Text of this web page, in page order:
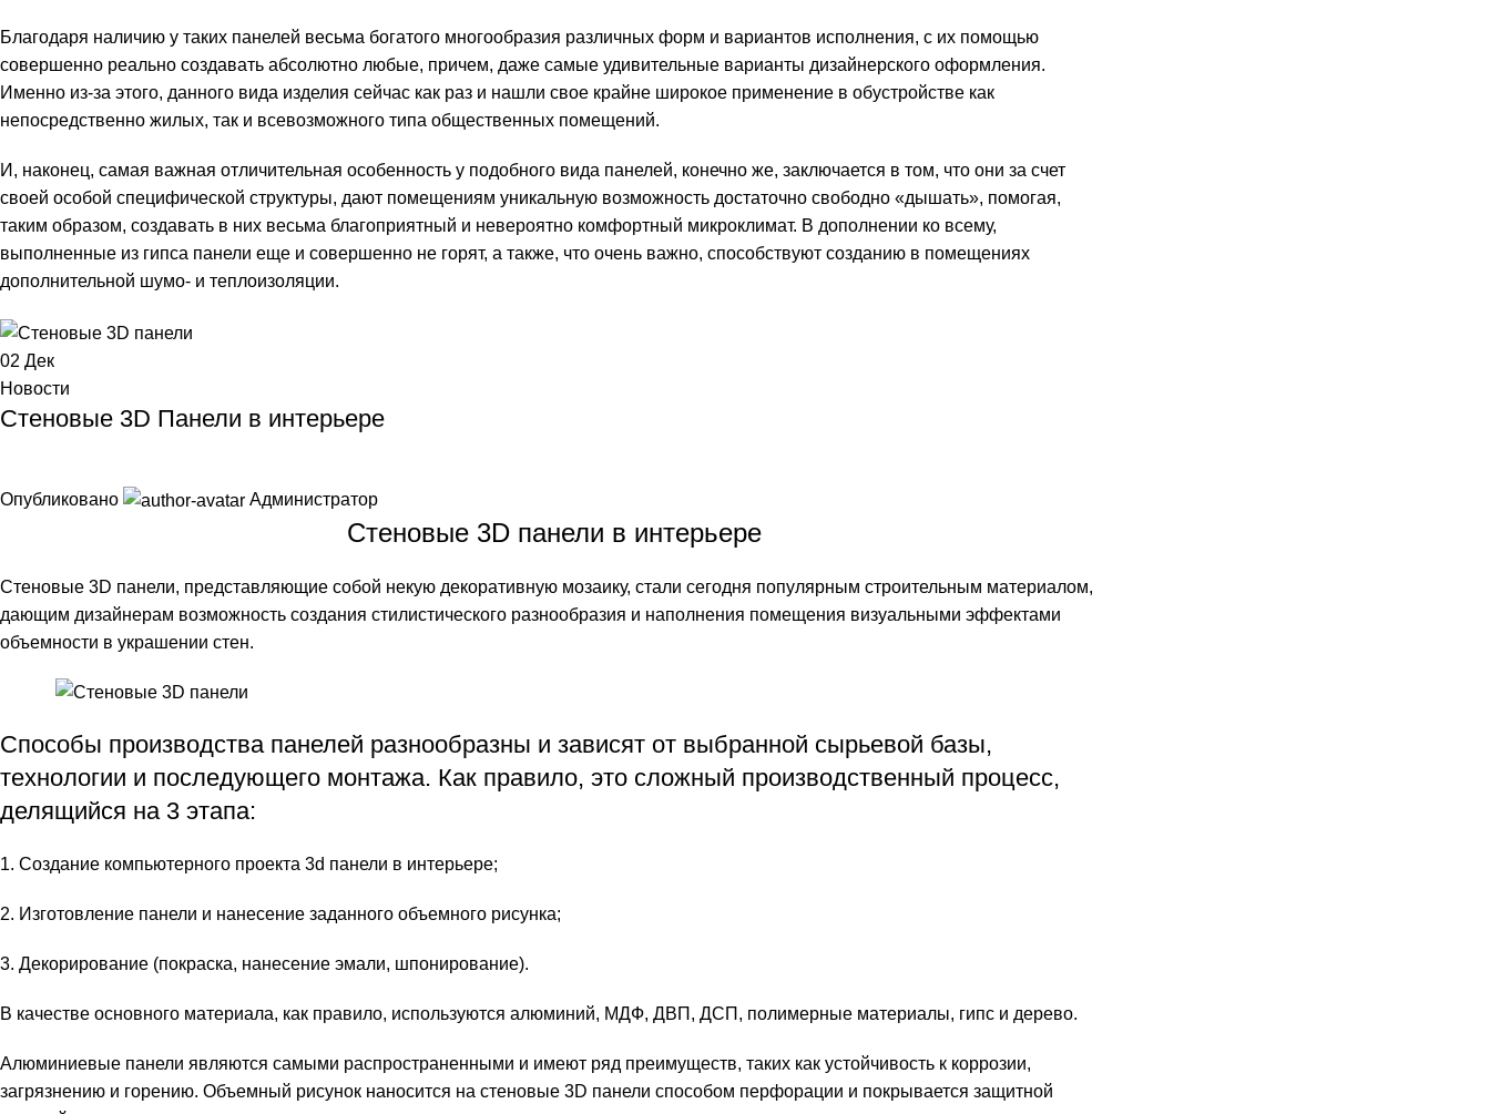
Благодаря наличию у таких панелей весьма богатого многообразия различных форм и вариантов исполнения, с их помощью
совершенно реально создавать абсолютно любые, причем, даже самые удивительные варианты дизайнерского оформления.
Именно из-за этого, данного вида изделия сейчас как раз и нашли свое крайне широкое применение в обустройстве как
непосредственно жилых, так и всевозможного типа общественных помещений.
И, наконец, самая важная отличительная особенность у подобного вида панелей, конечно же, заключается в том, что они за счет
своей особой специфической структуры, дают помещениям уникальную возможность достаточно свободно «дышать», помогая,
таким образом, создавать в них весьма благоприятный и невероятно комфортный микроклимат. В дополнении ко всему,
выполненные из гипса панели еще и совершенно не горят, а также, что очень важно, способствуют созданию в помещениях
дополнительной шумо- и теплоизоляции.
02 Дек
Новости
Стеновые 3D Панели в интерьере
Опубликовано Администратор
Стеновые 3D панели в интерьере
Стеновые 3D панели, представляющие собой некую декоративную мозаику, стали сегодня популярным строительным материалом,
дающим дизайнерам возможность создания стилистического разнообразия и наполнения помещения визуальными эффектами
объемности в украшении стен.
Способы производства панелей разнообразны и зависят от выбранной сырьевой базы,
технологии и последующего монтажа. Как правило, это сложный производственный процесс,
делящийся на 3 этапа:
1. Создание компьютерного проекта 3d панели в интерьере;
2. Изготовление панели и нанесение заданного объемного рисунка;
3. Декорирование (покраска, нанесение эмали, шпонирование).
В качестве основного материала, как правило, используются алюминий, МДФ, ДВП, ДСП, полимерные материалы, гипс и дерево.
Алюминиевые панели являются самыми распространенными и имеют ряд преимуществ, таких как устойчивость к коррозии,
загрязнению и горению. Объемный рисунок наносится на стеновые 3D панели способом перфорации и покрывается защитной